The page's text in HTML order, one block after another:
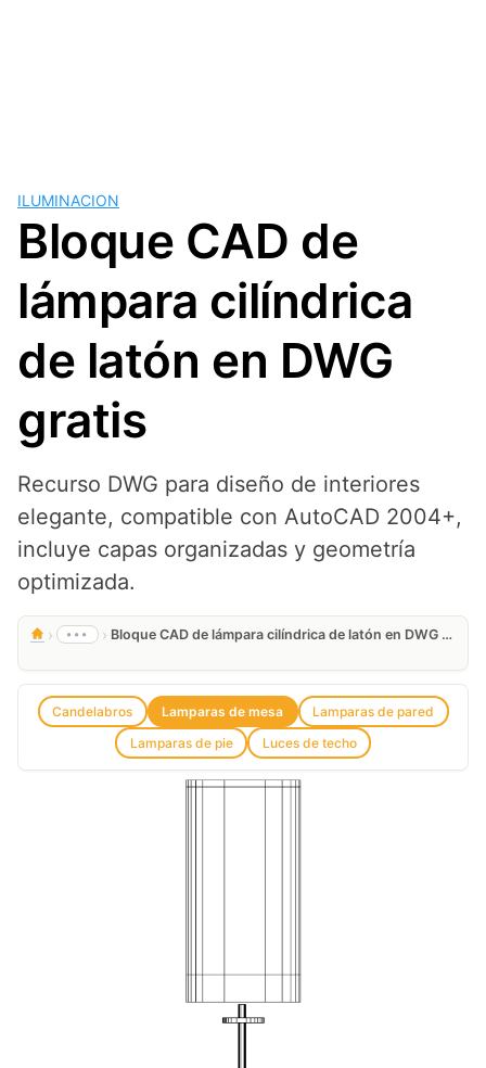
ILUMINACION
Bloque CAD de
lámpara cilíndrica
de latón en DWG
gratis
Recurso DWG para diseño de interiores
elegante, compatible con AutoCAD 2004+,
incluye capas organizadas y geometría
optimizada.
› ••• › Bloque CAD de lámpara cilíndrica de latón en DWG gratis
Candelabros Lamparas de mesa
Lamparas de pared
Lamparas de pie
Luces de techo